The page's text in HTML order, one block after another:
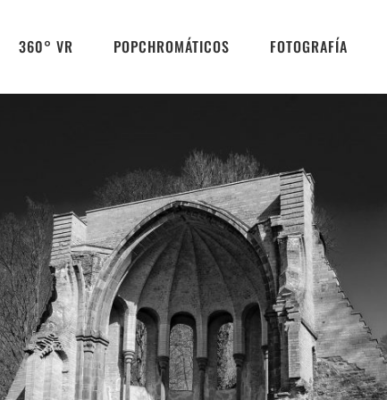
360° VR POPCHROMÁTICOS FOTOGRAFÍA